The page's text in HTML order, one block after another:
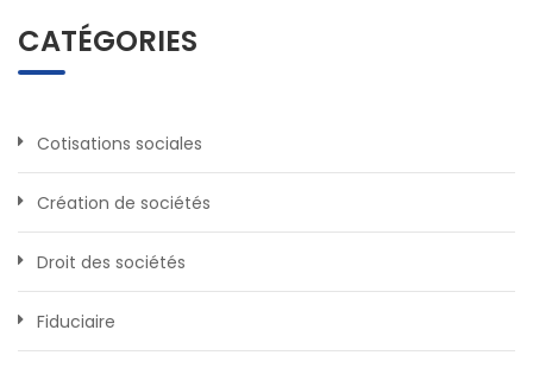
CATÉGORIES
Cotisations sociales
Création de sociétés
Droit des sociétés
Fiduciaire